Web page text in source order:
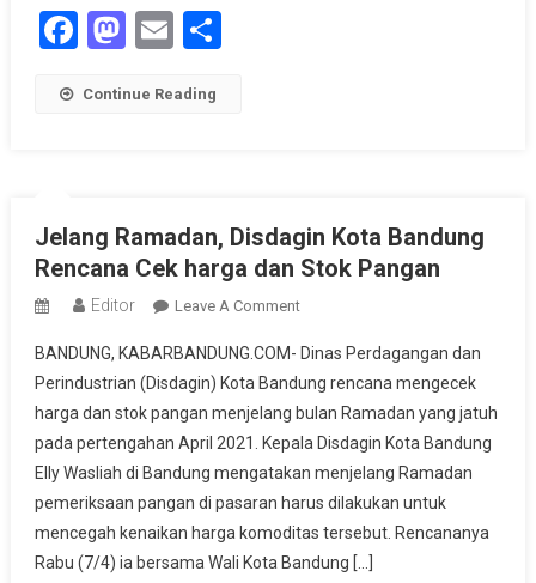
Facebook
Mastodon
EmailShare
Continue Reading
Jelang Ramadan, Disdagin Kota Bandung
Rencana Cek harga dan Stok Pangan
Editor Leave A CommentOn
Ramadan,
Disdagin
Kota
Bandung
Rencana
Cek
Harga
Dan
BANDUNG, KABARBANDUNG.COM- Dinas Perdagangan dan
Perindustrian (Disdagin) Kota Bandung rencana mengecek
harga dan stok pangan menjelang bulan Ramadan yang jatuh
pada pertengahan April 2021. Kepala Disdagin Kota Bandung
Elly Wasliah di Bandung mengatakan menjelang Ramadan
pemeriksaan pangan di pasaran harus dilakukan untuk
mencegah kenaikan harga komoditas tersebut. Rencananya
Rabu (7/4) ia bersama Wali Kota Bandung […]